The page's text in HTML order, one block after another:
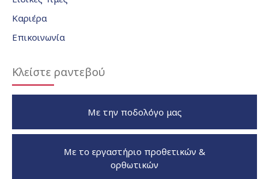
Καριέρα
Επικοινωνία
Κλείστε ραντεβού
Με την ποδολόγο μας
Με το εργαστήριο προθετικών &
ορθωτικών